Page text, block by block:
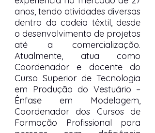
anos, tendo atividades diversas
dentro da cadeia têxtil, desde
o desenvolvimento de projetos
até a comercialização.
Atualmente, atua como
Coordenador e docente do
Curso Superior de Tecnologia
em Produção do Vestuário –
Ênfase em Modelagem,
Coordenador dos Cursos de
Formação Profissional para